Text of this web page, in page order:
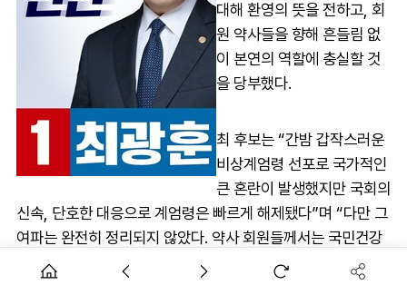
대해 환영의 뜻을 전하고, 회
원 약사들을 향해 흔들림 없
이 본연의 역할에 충실할 것
을 당부했다.
최 후보는 “간밤 갑작스러운
비상계엄령 선포로 국가적인
큰 혼란이 발생했지만 국회의
신속, 단호한 대응으로 계엄령은 빠르게 해제됐다”며 “다만 그
여파는 완전히 정리되지 않았다. 약사 회원들께서는 국민건강
을 위해 흔들림 없이 본연의 역할에 충실해 주실 것을 당부드린